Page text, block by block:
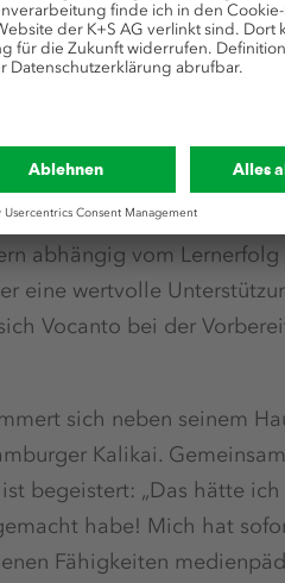
betont Oliver
anzulegen und so
abhängig vom
eine wertvolle
Vocanto bei der
sich neben seinem
Kalikai.
begeistert: „Das hätte
habe! Mich hat
Fähigkeiten